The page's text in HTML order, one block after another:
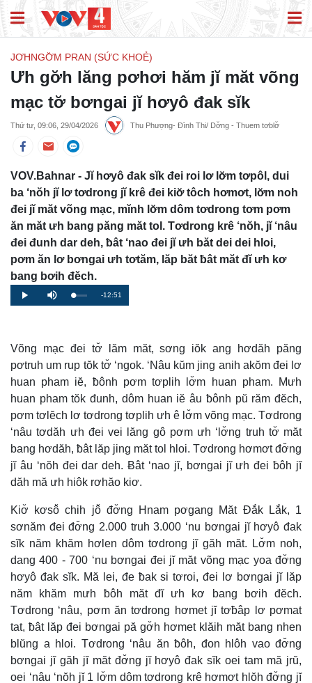
JƠHNGƠ̆M PRAN (SỨC KHOẺ)
Ưh gơ̆h lăng pơhơi hăm jĭ măt võng
mạc tơ̆ bơngai jĭ hơyô đak sĭk
Thứ tư, 09:06, 29/04/2026 Thu Phượng- Đình Thi/ Dơ̆ng - Thuem tơblơ̆
VOV.Bahnar - Jĭ hơyô đak sĭk đei roi lơ lơ̆m tơpôl, dui
ba ‘nŏh jĭ lơ tơdrong jĭ krê đei kiơ̆ tôch hơmơt, lơ̆m noh
đei jĭ măt võng mạc, mĭnh lơ̆m dôm tơdrong tơm pơm
ăn măt ưh bang păng măt tol. Tơdrong krê ‘nŏh, jĭ ‘nâu
đei đunh dar deh, ƀât ‘nao đei jĭ ưh băt dei dei hloi,
pơm ăn lơ bơngai ưh tơtăm, lăp băt ƀât măt đĭ ưh kơ
bang bơih đĕch.
Play Mute Loaded
0%
Progress
0%
Remaining
-12:51
Võng mạc đei tơ̆ lăm măt, sơng iŏk ang hơdăh păng
pơtruh um rup tŏk tơ̆ ‘ngok. ‘Nâu kŭm jing anih akŏm đei lơ
huan pham iĕ, ƀônh pơm tơplih lơ̆m huan pham. Mưh
huan pham tŏk đunh, dôm huan iĕ âu ƀônh pŭ răm đĕch,
pơm tơlĕch lơ tơdrong tơplih ưh ê lơ̆m võng mạc. Tơdrong
‘nâu tơdăh ưh đei vei lăng gô pơm ưh ‘lơ̆ng truh tơ̆ măt
bang hơdăh, ƀât lăp jing măt tol hloi. Tơdrong hơmơt đơ̆ng
jĭ âu ‘nŏh đei dar deh. Ƀât ‘nao jĭ, bơngai jĭ ưh đei ƀôh jĭ
dăh mă ưh hiôk rơhăo kiơ.
Kiơ̆ kơsô̆ chih jô̆ đơ̆ng Hnam pơgang Măt Đắk Lắk, 1
sơnăm đei đơ̆ng 2.000 truh 3.000 ‘nu bơngai jĭ hơyô đak
sĭk năm khăm hơlen dôm tơdrong jĭ găh măt. Lơ̆m noh,
dang 400 - 700 ‘nu bơngai đei jĭ măt võng mạc yoa đơ̆ng
hơyô đak sĭk. Mă lei, đe ƀak si tơroi, đei lơ bơngai jĭ lăp
năm khăm mưh ƀôh măt đĭ ưh kơ bang bơih đĕch.
Tơdrong ‘nâu, pơm ăn tơdrong hơmet jĭ tơƀâp lơ pơmat
tat, ƀât lăp đei bơngai pă gơ̆h hơmet klăih măt bang nhen
blŭng a hloi. Tơdrong ‘nâu ăn ƀôh, đon hlôh vao đơ̆ng
bơngai jĭ găh jĭ măt đơ̆ng jĭ hơyô đak sĭk oei tam mă jrŭ,
oei ‘nâu ‘nŏh jĭ 1 lơ̆m dôm tơdrong krê hơmơt hlŏh đơ̆ng jĭ